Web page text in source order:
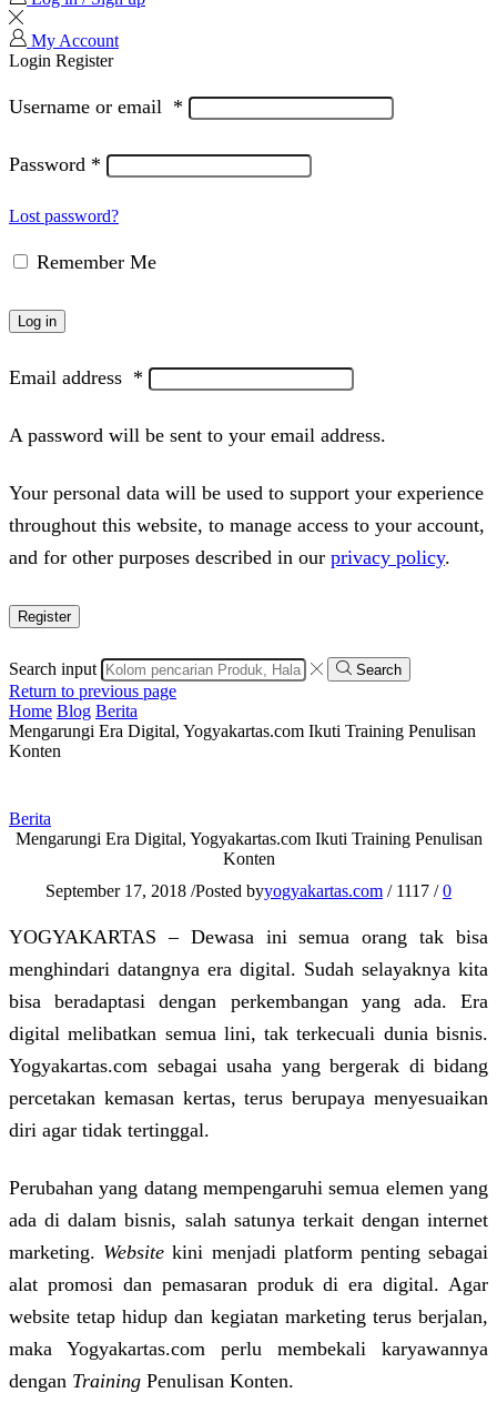
My Account
Login Register
Username or email *
Password *
Lost password?
Remember Me
Log in
Email address *
A password will be sent to your email address.
Your personal data will be used to support your experience
throughout this website, to manage access to your account,
and for other purposes described in our privacy policy.
Register
Search input Search
Return to previous page
Home Blog Berita
Mengarungi Era Digital, Yogyakartas.com Ikuti Training Penulisan
Konten
Berita
Mengarungi Era Digital, Yogyakartas.com Ikuti Training Penulisan
Konten
September 17, 2018 /Posted byyogyakartas.com / 1117 / 0
YOGYAKARTAS – Dewasa ini semua orang tak bisa
menghindari datangnya era digital. Sudah selayaknya kita
bisa beradaptasi dengan perkembangan yang ada. Era
digital melibatkan semua lini, tak terkecuali dunia bisnis.
Yogyakartas.com sebagai usaha yang bergerak di bidang
percetakan kemasan kertas, terus berupaya menyesuaikan
diri agar tidak tertinggal.
Perubahan yang datang mempengaruhi semua elemen yang
ada di dalam bisnis, salah satunya terkait dengan internet
marketing. Website kini menjadi platform penting sebagai
alat promosi dan pemasaran produk di era digital. Agar
website tetap hidup dan kegiatan marketing terus berjalan,
maka Yogyakartas.com perlu membekali karyawannya
dengan Training Penulisan Konten.